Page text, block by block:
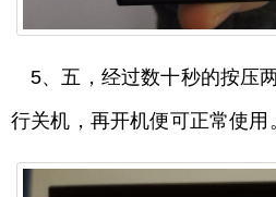
5、五，经过数十秒的按压
行关机，再开机便可正常使用